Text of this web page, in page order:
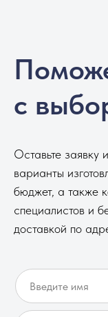
с
Оставьте
варианты
бюджет, а также
специалистов и
доставкой по